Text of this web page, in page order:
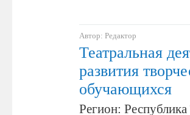
Автор: Редактор
Театральная
развития
обучающихся
Регион: